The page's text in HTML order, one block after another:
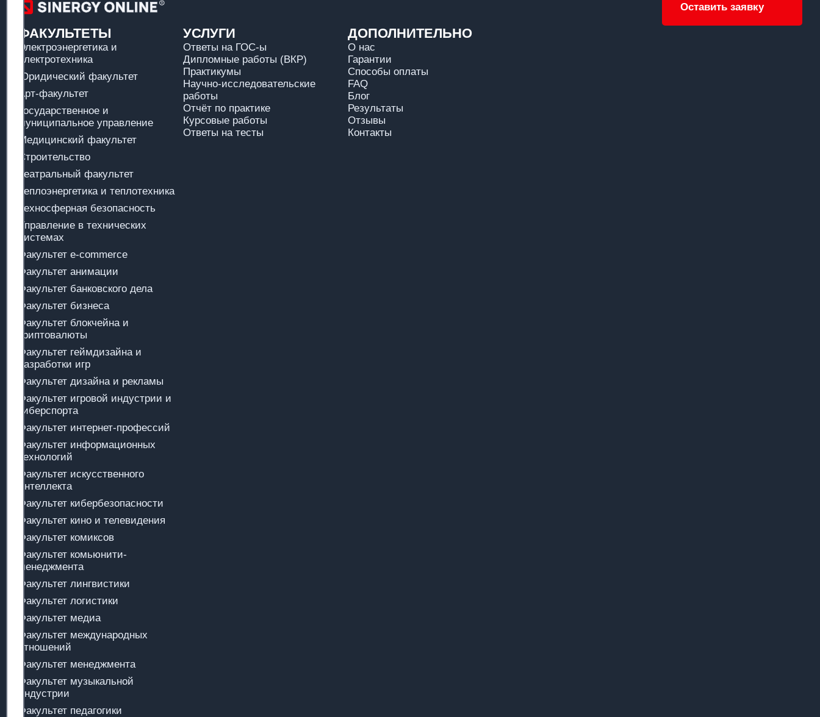
Оставить заявку
ФАКУЛЬТЕТЫ
Электроэнергетика и
электротехника
Юридический факультет
Арт-факультет
Государственное и
муниципальное управление
Медицинский факультет
Строительство
Театральный факультет
Теплоэнергетика и теплотехника
Техносферная безопасность
Управление в технических
системах
Факультет e-commerce
Факультет анимации
Факультет банковского дела
Факультет бизнеса
Факультет блокчейна и
криптовалюты
Факультет геймдизайна и
разработки игр
Факультет дизайна и рекламы
Факультет игровой индустрии и
киберспорта
Факультет интернет-профессий
Факультет информационных
технологий
Факультет искусственного
интеллекта
Факультет кибербезопасности
Факультет кино и телевидения
Факультет комиксов
Факультет комьюнити-
менеджмента
Факультет лингвистики
Факультет логистики
Факультет медиа
Факультет международных
отношений
Факультет менеджмента
Факультет музыкальной
индустрии
Факультет педагогики
УСЛУГИ
Ответы на ГОС-ы
Дипломные работы (ВКР)
Практикумы
Научно-исследовательские
работы
Отчёт по практике
Курсовые работы
Ответы на тесты
ДОПОЛНИТЕЛЬНО
О нас
Гарантии
Способы оплаты
FAQ
Блог
Результаты
Отзывы
Контакты